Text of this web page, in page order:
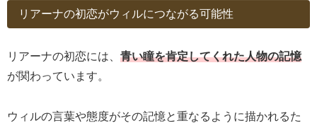
リアーナの初恋がウィルにつながる可能性
リアーナの初恋には、 青い瞳を肯定してくれた人物の記憶
が関わっています。
ウィルの言葉や態度がその記憶と重なるように描かれるた